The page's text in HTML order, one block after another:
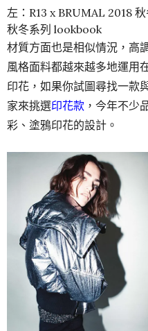
左：R13 x BRUMAL 2018
秋冬系列 lookbook
材質方面也是相似情況，高
風格面料都越來越多地運用
印花，如果你試圖尋找一款
家來挑選印花款 ，今年不少
彩、塗鴉印花的設計。